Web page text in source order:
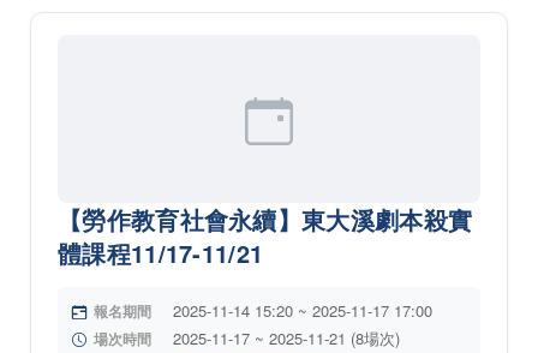
【勞作教育社會永續】東大溪劇本殺實
體課程11/17-11/21
報名期間 2025-11-14 15:20 ~ 2025-11-17 17:00
場次時間 2025-11-17 ~ 2025-11-21 (8場次)